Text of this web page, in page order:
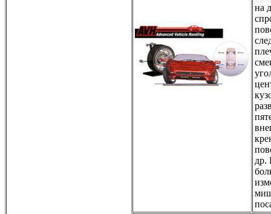
на
др.